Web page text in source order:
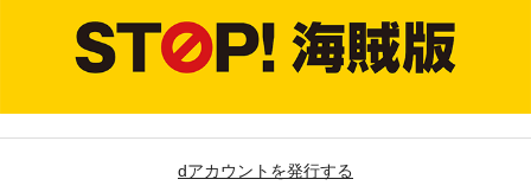
dアカウントを発行する